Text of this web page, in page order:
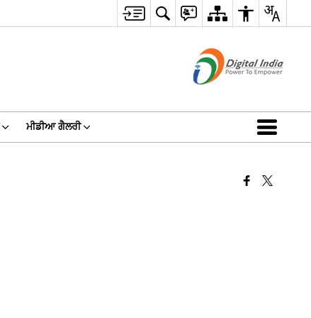
ਮੀਡੀਆ ਗੈਲਰੀ